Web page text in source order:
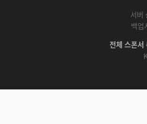
서버
백업
전체 스폰서